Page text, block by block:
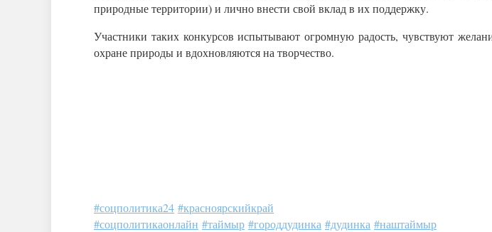
природные территории) и лично внести свой вклад в их поддержку.
Участники таких конкурсов испытывают огромную радость, чувствуют
охране природы и вдохновляются на творчество.
#соцполитика24 #красноярскийкрай
#соцполитикаонлайн #таймыр #городдудинка #дудинка #наштаймыр